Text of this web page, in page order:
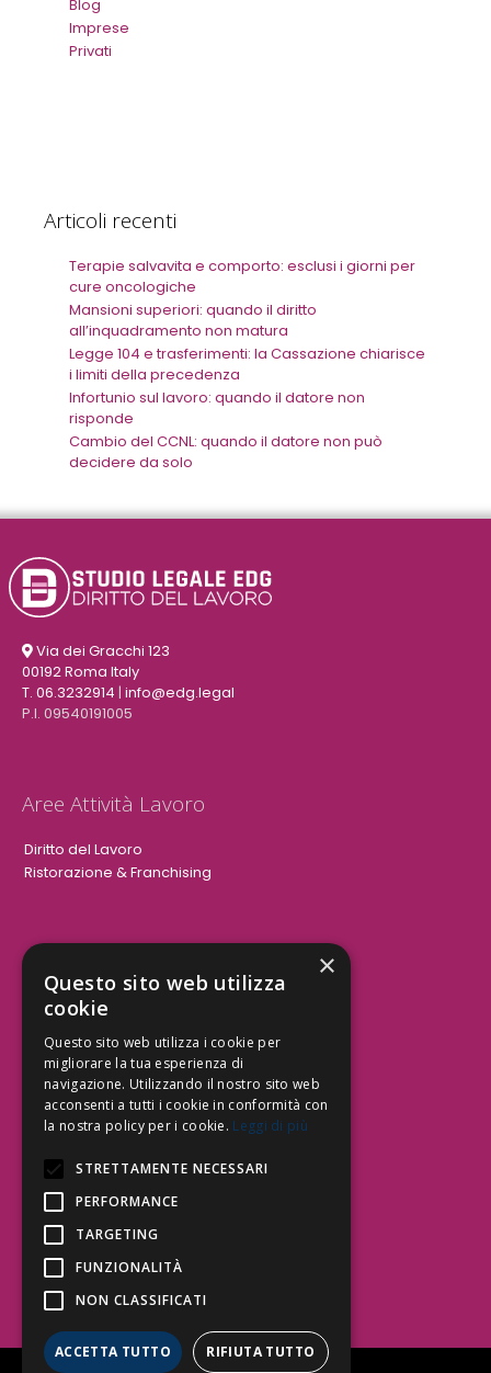
Blog
Imprese
Privati
Articoli recenti
Terapie salvavita e comporto: esclusi i giorni per
cure oncologiche
Mansioni superiori: quando il diritto
all’inquadramento non matura
Legge 104 e trasferimenti: la Cassazione chiarisce
i limiti della precedenza
Infortunio sul lavoro: quando il datore non
risponde
Cambio del CCNL: quando il datore non può
decidere da solo
Via dei Gracchi 123
00192 Roma Italy
T. 06.3232914 | info@edg.legal
P.I. 09540191005
Aree Attività Lavoro
Diritto del Lavoro
Ristorazione & Franchising
Aree Attività Civile
Tutele del Credito
Responsabilità Civile
Contrattualistica
Segui lo Studio EDG sui social.
Invia messaggio
T. 06.3232914
info@edg.legal
×
Questo sito web utilizza
cookie
Questo sito web utilizza i cookie per
migliorare la tua esperienza di
navigazione. Utilizzando il nostro sito web
acconsenti a tutti i cookie in conformità con
la nostra policy per i cookie. Leggi di più
STRETTAMENTE NECESSARI
PERFORMANCE
TARGETING
FUNZIONALITÀ
NON CLASSIFICATI
ACCETTA TUTTO RIFIUTA TUTTO